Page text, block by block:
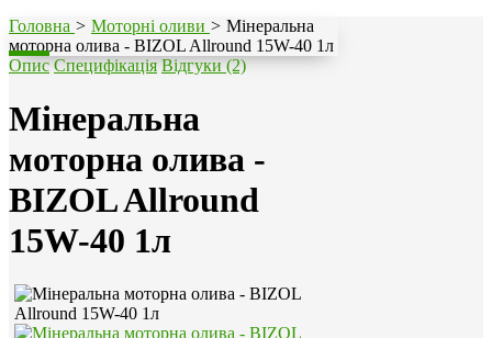
Головна > Моторні оливи > Мінеральна
моторна олива - BIZOL Allround 15W-40 1л
Опис Специфікація Відгуки (2)
Мінеральна
моторна олива -
BIZOL Allround
15W-40 1л